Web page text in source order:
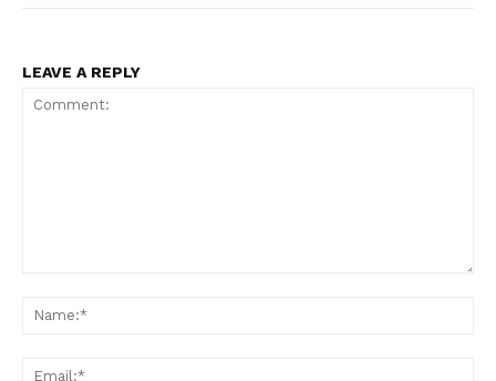
LEAVE A REPLY